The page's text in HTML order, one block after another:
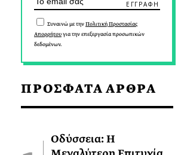
Συναινώ με τηνΠολιτική Προστασίας
Απορρήτουγια την επεξεργασία προσωπικών
δεδομένων.
ΠΡΟΣΦΑΤΑ ΑΡΘΡΑ
Οδύσσεια: Η